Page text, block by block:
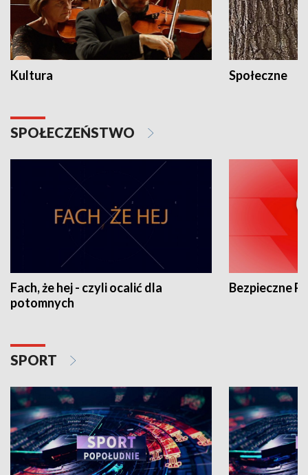
Kultura Społeczne
SPOŁECZEŃSTWO
Fach, że hej - czyli ocalić dla
potomnych
Bezpieczne
SPORT